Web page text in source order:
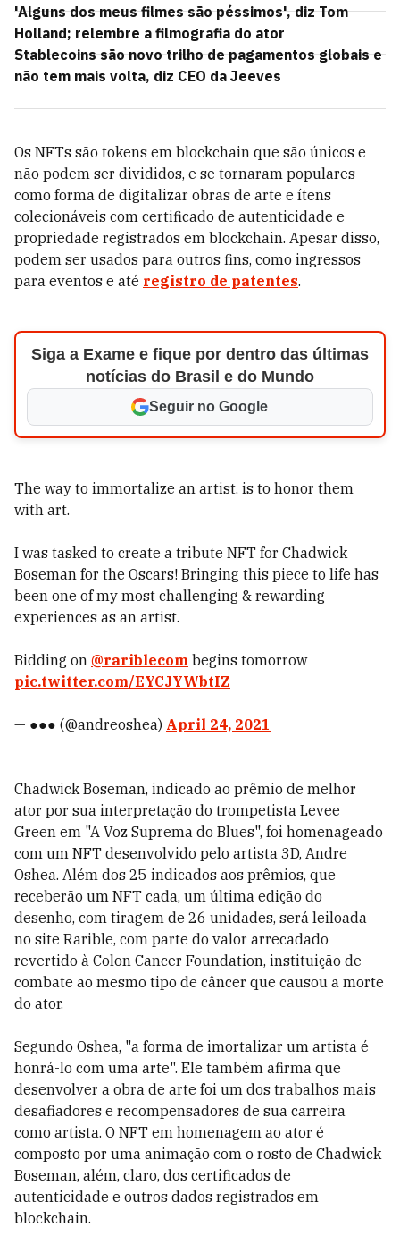
'Alguns dos meus filmes são péssimos', diz Tom
Holland; relembre a filmografia do ator
Stablecoins são novo trilho de pagamentos globais e
não tem mais volta, diz CEO da Jeeves
Os NFTs são tokens em blockchain que são únicos e
não podem ser divididos, e se tornaram populares
como forma de digitalizar obras de arte e ítens
colecionáveis com certificado de autenticidade e
propriedade registrados em blockchain. Apesar disso,
podem ser usados para outros fins, como ingressos
para eventos e até registro de patentes.
Siga a Exame e fique por dentro das últimas
notícias do Brasil e do Mundo
Seguir no Google
The way to immortalize an artist, is to honor them
with art.
I was tasked to create a tribute NFT for Chadwick
Boseman for the Oscars! Bringing this piece to life has
been one of my most challenging & rewarding
experiences as an artist.
Bidding on @rariblecom begins tomorrow
pic.twitter.com/EYCJYWbtIZ
— ●●● (@andreoshea) April 24, 2021
Chadwick Boseman, indicado ao prêmio de melhor
ator por sua interpretação do trompetista Levee
Green em "A Voz Suprema do Blues", foi homenageado
com um NFT desenvolvido pelo artista 3D, Andre
Oshea. Além dos 25 indicados aos prêmios, que
receberão um NFT cada, um última edição do
desenho, com tiragem de 26 unidades, será leiloada
no site Rarible, com parte do valor arrecadado
revertido à Colon Cancer Foundation, instituição de
combate ao mesmo tipo de câncer que causou a morte
do ator.
Segundo Oshea, "a forma de imortalizar um artista é
honrá-lo com uma arte". Ele também afirma que
desenvolver a obra de arte foi um dos trabalhos mais
desafiadores e recompensadores de sua carreira
como artista. O NFT em homenagem ao ator é
composto por uma animação com o rosto de Chadwick
Boseman, além, claro, dos certificados de
autenticidade e outros dados registrados em
blockchain.